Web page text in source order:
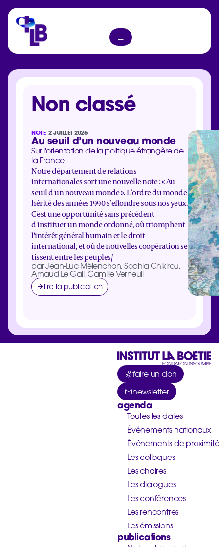
Non classé
NOTE 2 JUILLET 2026
Au seuil d’un nouveau monde
Sur l'orientation de la politique étrangère de
la France
Notre département de relations
internationales sort une nouvelle note : « Au
seuil d'un nouveau monde ». L’ordre du monde
hérité des années 1990 s’effondre sous nos yeux.
C'est une opportunité sans précédent
d'instituer un monde ordonné, où triomphent
l'intérêt général humain et le droit
international, et où de nouvelles coopération se
tissent entre les peuples/
par Jean-Luc Mélenchon, Sophia Chikirou,
Arnaud Le Gall, Camille Verneuil
lire la publication
faire un don
newsletter
agenda
Toutes les dates
Événements nationaux
Événements de proximité
Les colloques
Les chaires
Les dialogues
Les conférences
Les rencontres
Les émissions
publications